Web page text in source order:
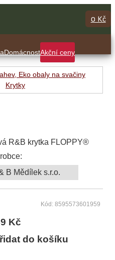
0 Kč
DomácnostAkční ceny
Eko obaly na svačiny
Krytky
R&B krytka FLOPPY®
B Mědílek s.r.o.
Kód: 8595573601959
Kč
do košíku